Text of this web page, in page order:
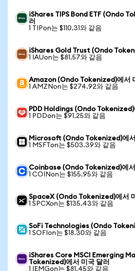
iShares TIPS Bond ETF (Ondo
러
1 TIPon는 $110.31와 같음
iShares Gold Trust (Ondo
1 IAUon는 $81.57와 같음
Amazon (Ondo Tokenized)에서
1 AMZNon는 $274.92와 같음
PDD Holdings (Ondo Tokenized)
1 PDDon는 $91.25와 같음
Microsoft (Ondo Tokenized)에서
1 MSFTon는 $503.39와 같음
Coinbase (Ondo Tokenized)에서
1 COINon는 $155.95와 같음
SpaceX (Ondo Tokenized)에서
1 SPCXon는 $135.43와 같음
SoFi Technologies (Ondo
1 SOFIon는 $18.30와 같음
iShares Core MSCI Emerging
Tokenized)에서 미국 달러
1 IEMGon는 $81.45와 같음